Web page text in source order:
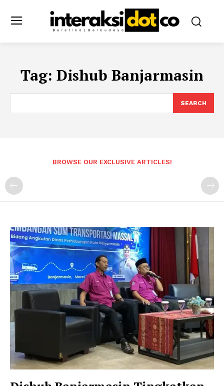
Tag: Dishub Banjarmasin
SEARCH
BROWSE OUR EXCLUSIVE ARTICLES!